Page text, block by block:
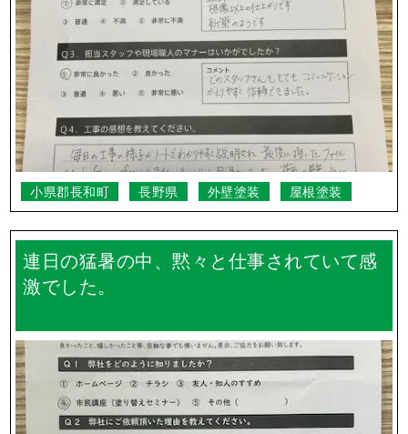
小県郡長和町 長野県 その他 外壁塗装
順調に作業を進めていただき、工期も思っ
たよりも早くて良かったです。